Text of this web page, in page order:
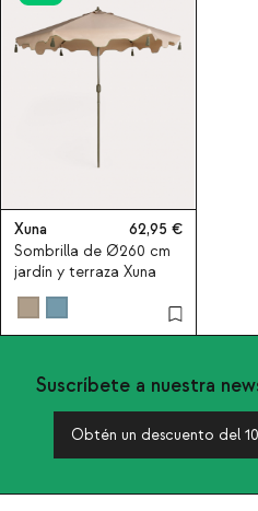
Xuna
62,95
Sombrilla de Ø260 cm
jardín y terraza Xuna
Suscríbete a nuestra
Obtén un descuento del